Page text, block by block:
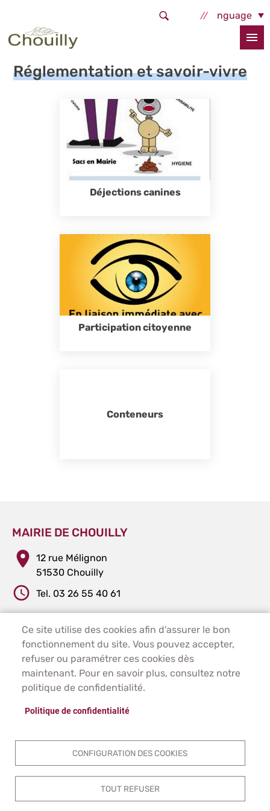
Select Language
Accueil Services et démarches
Réglementation et savoir-vivre
Réglementation et savoir-vivre
Déjections canines
Participation citoyenne
Conteneurs
MAIRIE DE CHOUILLY
12 rue Mélignon
51530 Chouilly
Tel. 03 26 55 40 61
Ce site utilise des cookies afin d'assurer le bon
fonctionnement du site. Vous pouvez accepter,
refuser ou paramétrer ces cookies dès
maintenant. Pour en savoir plus, consultez notre
politique de confidentialité.
Politique de confidentialité
CONFIGURATION DES COOKIES
TOUT REFUSER
PIED DE PAGE - CHOUILLY
ACCUEIL
PLAN DU SITE
CONTACT
MENTIONS LÉGALES
ACCESSIBILITÉ